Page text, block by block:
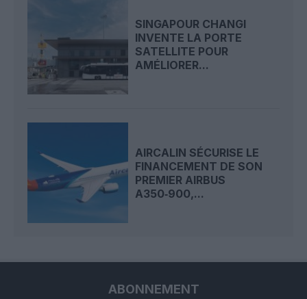
SINGAPOUR CHANGI
INVENTE LA PORTE
SATELLITE POUR
AMÉLIORER...
AIRCALIN SÉCURISE LE
FINANCEMENT DE SON
PREMIER AIRBUS
A350‑900,...
ABONNEMENT